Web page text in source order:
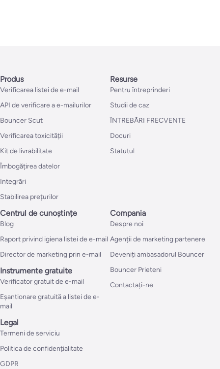
Produs
Verificarea listei de e-mail
API de verificare a e-mailurilor
Bouncer Scut
Verificarea toxicității
Kit de livrabilitate
Îmbogățirea datelor
Integrări
Stabilirea prețurilor
Resurse
Pentru întreprinderi
Studii de caz
ÎNTREBĂRI FRECVENTE
Docuri
Statutul
Centrul de cunoștințe
Blog
Raport privind igiena listei de e-mail
Director de marketing prin e-mail
Instrumente gratuite
Verificator gratuit de e-mail
Eșantionare gratuită a listei de e-
mail
Compania
Despre noi
Agenții de marketing partenere
Deveniți ambasadorul Bouncer
Bouncer Prieteni
Contactați-ne
Legal
Termeni de serviciu
Politica de confidențialitate
GDPR